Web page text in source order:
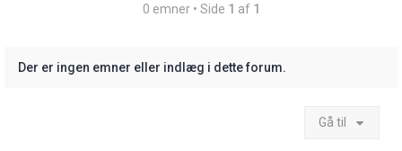
0 emner • Side 1 af 1
Der er ingen emner eller indlæg i dette forum.
Gå til